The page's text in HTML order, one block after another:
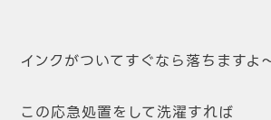
インクがついてすぐなら落ちますよ
この応急処置をして洗濯すれば